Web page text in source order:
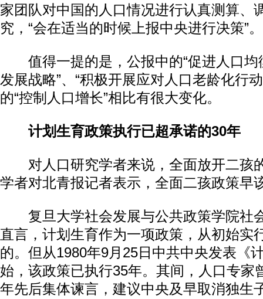
家团队对中国的人口情况进行认真测算、
究，“会在适当的时候上报中央进行决策”。
值得一提的是，公报中的“促进人口均
发展战略”、“积极开展应对人口老龄化行
的“控制人口增长”相比有很大变化。
计划生育政策执行已超承诺的30年
对人口研究学者来说，全面放开二孩
学者对北青报记者表示，全面二孩政策早
复旦大学社会发展与公共政策学院社
直言，计划生育作为一项政策，从初始实
的。但从1980年9月25日中共中央发表《
始，该政策已执行35年。其间，人口专家
年先后集体谏言，建议中央及早取消独生